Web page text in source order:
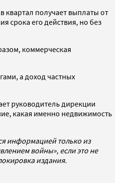
квартал получает выплаты от
срока его действия, но без
коммерческая
а доход частных
руководитель дирекции
какая именно недвижимость
информацией только из
войны», если это не
издания.